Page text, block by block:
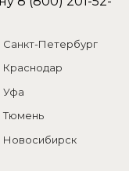
Санкт-Петербург
Краснодар
Уфа
Тюмень
Новосибирск